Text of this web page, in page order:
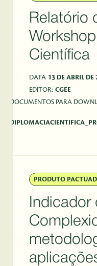
Relatório
Científica
DATA 13 DE ABRIL DE
EDITOR: CGEE
DOCUMENTOS PARA
PRODUTO
Indicador